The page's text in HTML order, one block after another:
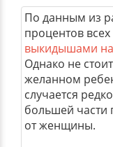
По данным из
процентов
выкидышами
Однако не
желанном
случается
большей части
от женщины.